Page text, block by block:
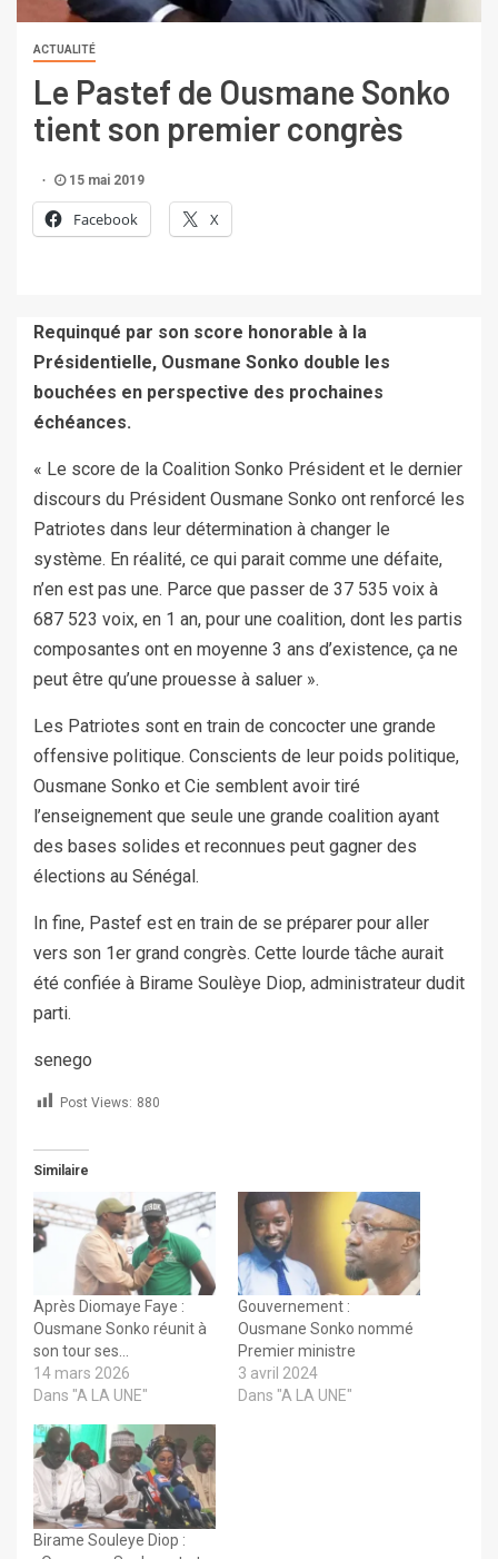
ACTUALITÉ
Le Pastef de Ousmane Sonko
tient son premier congrès
15 mai 2019
Facebook X
Requinqué par son score honorable à la
Présidentielle, Ousmane Sonko double les
bouchées en perspective des prochaines
échéances.
« Le score de la Coalition Sonko Président et le dernier
discours du Président Ousmane Sonko ont renforcé les
Patriotes dans leur détermination à changer le
système. En réalité, ce qui parait comme une défaite,
n’en est pas une. Parce que passer de 37 535 voix à
687 523 voix, en 1 an, pour une coalition, dont les partis
composantes ont en moyenne 3 ans d’existence, ça ne
peut être qu’une prouesse à saluer ».
Les Patriotes sont en train de concocter une grande
offensive politique. Conscients de leur poids politique,
Ousmane Sonko et Cie semblent avoir tiré
l’enseignement que seule une grande coalition ayant
des bases solides et reconnues peut gagner des
élections au Sénégal.
In fine, Pastef est en train de se préparer pour aller
vers son 1er grand congrès. Cette lourde tâche aurait
été confiée à Birame Soulèye Diop, administrateur dudit
parti.
senego
Post Views: 880
Similaire
Après Diomaye Faye :
Ousmane Sonko réunit à
son tour ses…
14 mars 2026
Dans "A LA UNE"
Gouvernement :
Ousmane Sonko nommé
Premier ministre
3 avril 2024
Dans "A LA UNE"
Birame Souleye Diop :